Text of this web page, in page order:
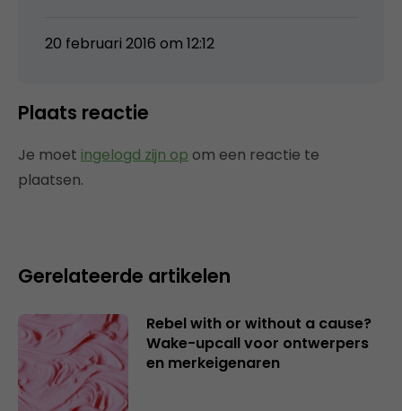
20 februari 2016 om 12:12
Plaats reactie
Je moet ingelogd zijn op om een reactie te
plaatsen.
Gerelateerde artikelen
Rebel with or without a cause?
Wake-upcall voor ontwerpers
en merkeigenaren